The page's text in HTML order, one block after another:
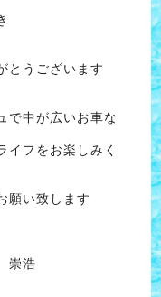
とうございます
で中が広いお車な
イフをお楽しみく
願い致します
崇浩